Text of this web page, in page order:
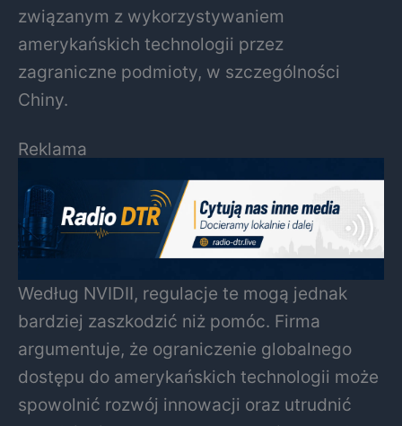
związanym z wykorzystywaniem
amerykańskich technologii przez
zagraniczne podmioty, w szczególności
Chiny.
Reklama
Według NVIDII, regulacje te mogą jednak
bardziej zaszkodzić niż pomóc. Firma
argumentuje, że ograniczenie globalnego
dostępu do amerykańskich technologii może
spowolnić rozwój innowacji oraz utrudnić